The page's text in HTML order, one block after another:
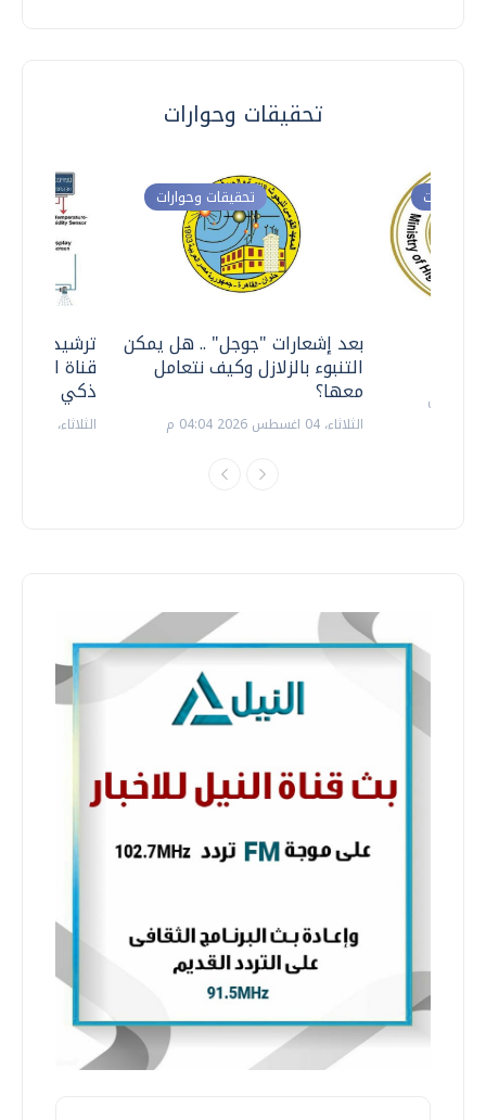
تحقيقات وحوارات
ترشيدا
قناة
ذكي
الثلاثاء، 14 يوليو 2026 06:11 م
تحقيقات وحوارات
بعد إشعارات "جوجل" .. هل يمكن
التنبوء بالزلازل وكيف نتعامل
معها؟
الثلاثاء، 04 اغسطس 2026 04:04 م
وحوارات